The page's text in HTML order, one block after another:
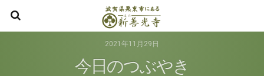
2021年11月29日
今日のつぶやき